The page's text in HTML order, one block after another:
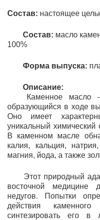
Состав: настоящее
Состав: масло
100%
Форма выпуска:
Описание:
Каменное масло
образующийся в ходе
Оно имеет
уникальный химический
В каменном масле
калия, кальция,
магния, йода, а также
Этот природный
восточной медицине
недугов. Попытки
действия
синтезировать его в